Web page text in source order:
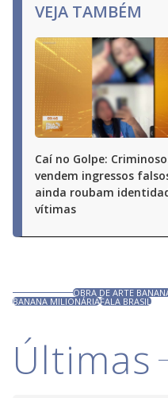
VEJA TAMBÉM
Caí no Golpe:
vendem ingressos
ainda roubam
vítimas
OBRA DE ARTE
BANANA MILIONÁRIAFALA BRASIL
Últimas